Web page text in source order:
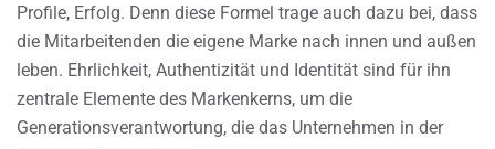
Profile, Erfolg. Denn diese Formel trage auch dazu bei, dass
die Mitarbeitenden die eigene Marke nach innen und außen
leben. Ehrlichkeit, Authentizität und Identität sind für ihn
zentrale Elemente des Markenkerns, um die
Generationsverantwortung, die das Unternehmen in der